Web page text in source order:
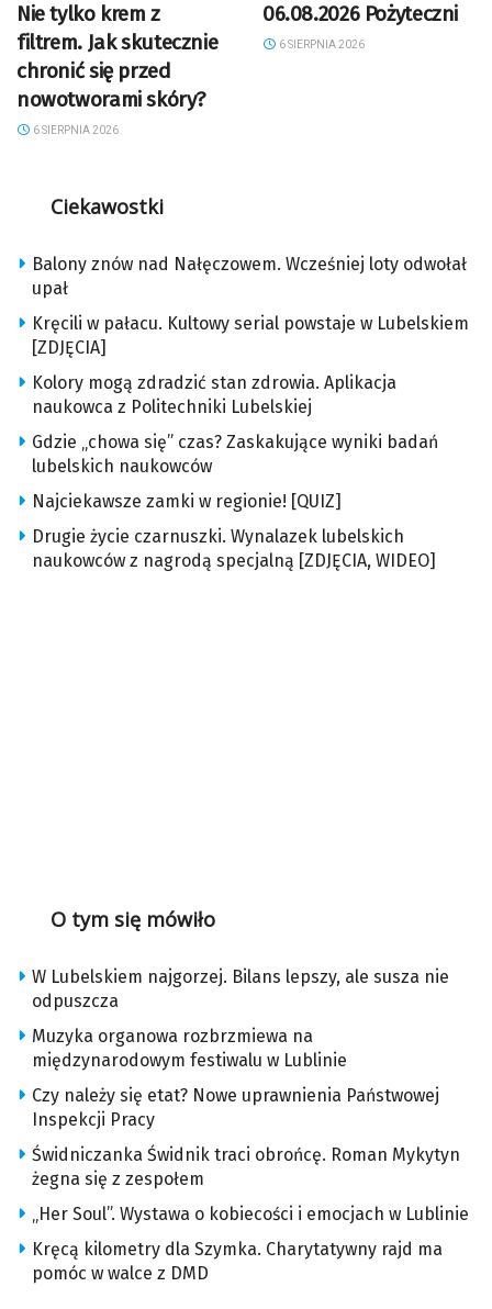
Nie tylko krem z
filtrem. Jak skutecznie
chronić się przed
nowotworami skóry?
6 SIERPNIA 2026
06.08.2026 Pożyteczni
6 SIERPNIA 2026
Ciekawostki
Balony znów nad Nałęczowem. Wcześniej loty odwołał
upał
Kręcili w pałacu. Kultowy serial powstaje w Lubelskiem
[ZDJĘCIA]
Kolory mogą zdradzić stan zdrowia. Aplikacja
naukowca z Politechniki Lubelskiej
Gdzie „chowa się” czas? Zaskakujące wyniki badań
lubelskich naukowców
Najciekawsze zamki w regionie! [QUIZ]
Drugie życie czarnuszki. Wynalazek lubelskich
naukowców z nagrodą specjalną [ZDJĘCIA, WIDEO]
O tym się mówiło
W Lubelskiem najgorzej. Bilans lepszy, ale susza nie
odpuszcza
Muzyka organowa rozbrzmiewa na
międzynarodowym festiwalu w Lublinie
Czy należy się etat? Nowe uprawnienia Państwowej
Inspekcji Pracy
Świdniczanka Świdnik traci obrońcę. Roman Mykytyn
żegna się z zespołem
„Her Soul”. Wystawa o kobiecości i emocjach w Lublinie
Kręcą kilometry dla Szymka. Charytatywny rajd ma
pomóc w walce z DMD